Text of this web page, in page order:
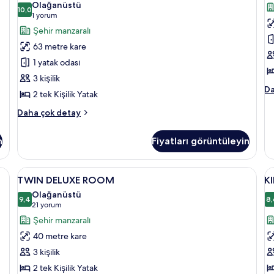
detay
Suite
with
Lounge
Access
için
tüm
fotoğrafları
görün
10,010,0 / 10
Olağanüstü
1 yorum
(1
yorum)
Şehir manzaralı
63 metre kare
1 yatak odası
3 kişilik
2 tek Kişilik Yatak
Daha çok detay
Twin
Lounge
Access
hakkında
daha
fazla
detay
Fiyatları görüntüleyin
TWIN
DELUXE
ROOM
için
tüm
fotoğrafları
görün
6
TWIN DELUXE ROOM
9,49,4 / 10
Olağanüstü
21 yorum
(21
yorum)
Şehir manzaralı
40 metre kare
3 kişilik
2 tek Kişilik Yatak